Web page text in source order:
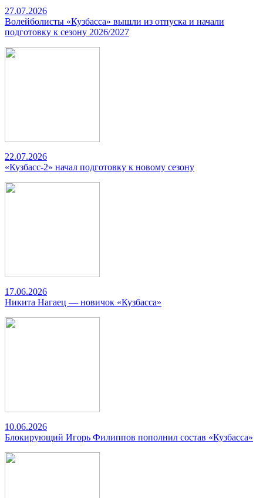
27.07.2026
Волейболисты «Кузбасса» вышли из отпуска и начали
подготовку к сезону 2026/2027
22.07.2026
«Кузбасс-2» начал подготовку к новому сезону
17.06.2026
Никита Нагаец — новичок «Кузбасса»
10.06.2026
Блокирующий Игорь Филиппов пополнил состав «Кузбасса»